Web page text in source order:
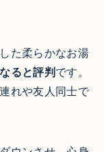
た柔らかなお湯
ると評判です。
れや友人同士で